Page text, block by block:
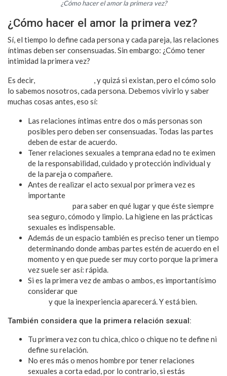
¿Cómo hacer el amor la primera vez?
¿Cómo hacer el amor la primera vez?
Sí, el tiempo lo define cada persona y cada pareja, las relaciones
íntimas deben ser consensuadas. Sin embargo: ¿Cómo tener
intimidad la primera vez?
Es decir,
, y quizá si existan, pero el cómo solo
lo sabemos nosotros, cada persona. Debemos vivirlo y saber
muchas cosas antes, eso sí:
Las relaciones íntimas entre dos o más personas son
posibles pero deben ser consensuadas. Todas las partes
deben de estar de acuerdo.
Tener relaciones sexuales a temprana edad no te eximen
de la responsabilidad, cuidado y protección individual y
de la pareja o compañere.
Antes de realizar el acto sexual por primera vez es
importante
para saber en qué lugar y que éste siempre
sea seguro, cómodo y limpio. La higiene en las prácticas
sexuales es indispensable.
Además de un espacio también es preciso tener un tiempo
determinando donde ambas partes estén de acuerdo en el
momento y en que puede ser muy corto porque la primera
vez suele ser así: rápida.
Si es la primera vez de ambas o ambos, es importantísimo
considerar que
y que la inexperiencia aparecerá. Y está bien.
También considera que la primera relación sexual:
Tu primera vez con tu chica, chico o chique no te define ni
define su relación.
No eres más o menos hombre por tener relaciones
sexuales a corta edad, por lo contrario, si estás